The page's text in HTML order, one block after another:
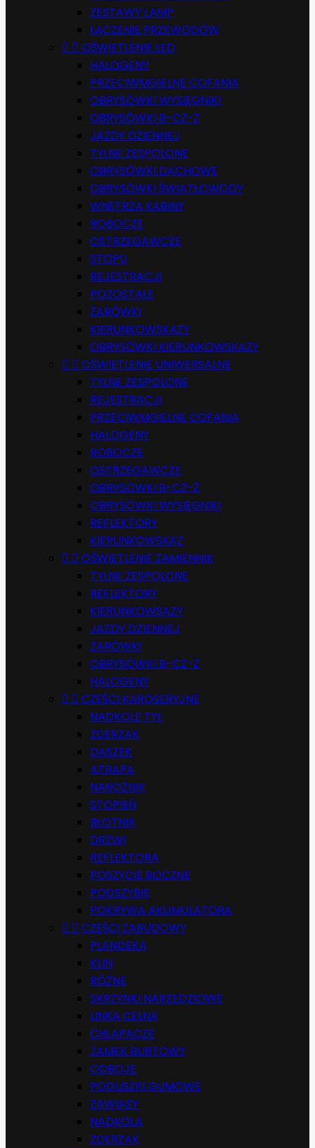
ZESTAWY LAMP
ŁĄCZENIE PRZEWODÓW
  OŚWIETLENIE LED
HALOGENY
PRZECIWMGIELNE COFANIA
OBRYSÓWKI WYSIĘGNIKI
OBRYSÓWKI B-CZ-Ż
JAZDY DZIENNEJ
TYLNE ZESPOLONE
OBRYSÓWKI DACHOWE
OBRYSÓWKI ŚWIATŁOWODY
WNĘTRZA KABINY
ROBOCZE
OSTRZEGAWCZE
STOPU
REJESTRACJI
POZOSTAŁE
ŻARÓWKI
KIERUNKOWSKAZY
OBRYSÓWKI KIERUNKOWSKAZY
  OŚWIETLENIE UNIWERSALNE
TYLNE ZESPOLONE
REJESTRACJI
PRZECIWMGIELNE COFANIA
HALOGENY
ROBOCZE
OSTRZEGAWCZE
OBRYSÓWKI B-CZ-Ż
OBRYSÓWKI WYSIĘGNIKI
REFLEKTORY
KIERUNKOWSKAZ
  OŚWIETLENIE ZAMIENNIK
TYLNE ZESPOLONE
REFLEKTORY
KIERUNKOWSAZY
JAZDY DZIENNEJ
ŻARÓWKI
OBRYSÓWKI B-CZ-Ż
HALOGENY
  CZĘŚCI KAROSERYJNE
NADKOLE TYŁ
ZDERZAK
DASZEK
ATRAPA
NAROŻNIK
STOPIEŃ
BŁOTNIK
DRZWI
REFLEKTORA
POSZYCIE BOCZNE
PODSZYBIE
POKRYWA AKUMULATORA
  CZĘŚCI ZABUDOWY
PLANDEKA
KLIN
RÓŻNE
SKRZYNKI NARZEDZIOWE
LINKA CELNA
CHLAPACZE
ZAMEK BURTOWY
ODBOJE
PODUSZKI GUMOWE
ZAWIASY
NADKOLA
ZDERZAK